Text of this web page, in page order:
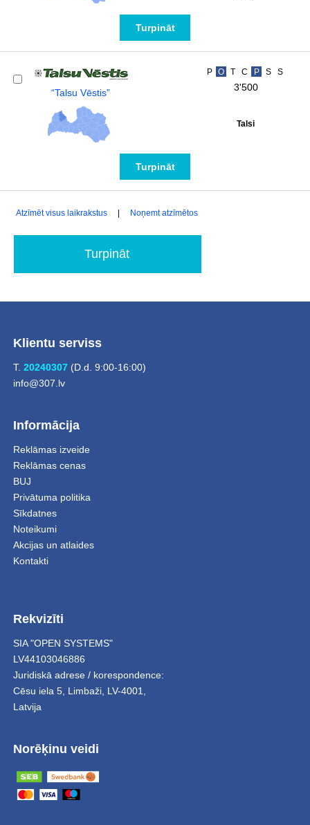
Turpināt
“Talsu Vēstis”
P O T C P S S
3'500
Talsi
Turpināt
Atzīmēt visus laikrakstus| Noņemt atzīmētos
Turpināt
Klientu serviss
T. 20240307(D.d. 9:00-16:00)
info@307.lv
Informācija
Reklāmas izveide
Reklāmas cenas
BUJ
Privātuma politika
Sīkdatnes
Noteikumi
Akcijas un atlaides
Kontakti
Rekvizīti
SIA "OPEN SYSTEMS"
LV44103046886
Juridiskā adrese / korespondence:
Cēsu iela 5, Limbaži, LV-4001,
Latvija
Norēķinu veidi